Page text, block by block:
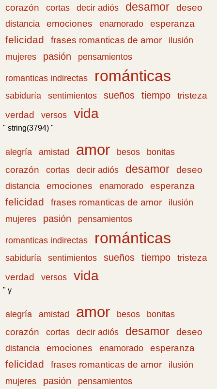
corazón
cortas decir adiós desamor deseo
distancia emociones enamorado esperanza
felicidad frases romanticas de amor
ilusión
mujeres
pasión pensamientos
romanticas indirectas románticas
sabiduría sentimientos sueños tiempo
tristeza
verdad
versos vida
" string(3794) "
alegría amistad amor besos
bonitas
corazón
cortas decir adiós desamor deseo
distancia emociones enamorado esperanza
felicidad frases romanticas de amor
ilusión
mujeres
pasión pensamientos
romanticas indirectas románticas
sabiduría sentimientos sueños tiempo
tristeza
verdad
versos vida
" y
alegría amistad amor besos
bonitas
corazón
cortas decir adiós desamor deseo
distancia emociones enamorado esperanza
felicidad frases romanticas de amor
ilusión
mujeres
pasión pensamientos